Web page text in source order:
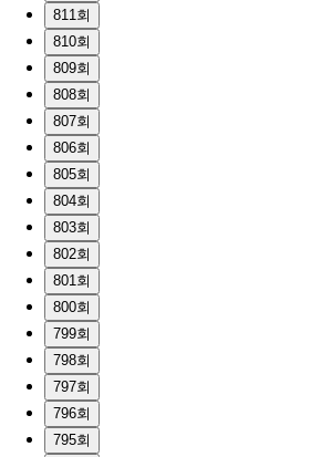
811회
810회
809회
808회
807회
806회
805회
804회
803회
802회
801회
800회
799회
798회
797회
796회
795회